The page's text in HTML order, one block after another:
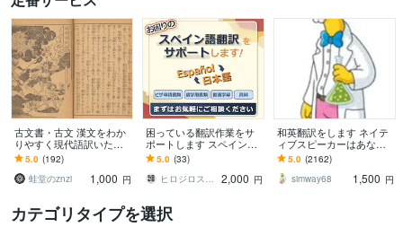
古文書・古文 漢文をわか
りやすく現代語訳いたし
ます 手っ取り早く意味が
知りたい方から古文を味
わい尽くしたい方まで
5.0 (192)
蛙堂のznzi
1,000 円
困っている翻訳作業をサ
ポートします スペイン語
＆日本語ネイティブ日系
人が翻訳作業をサポート
します
5.0 (33)
ヒロジロスタジオ
2,000 円
和英翻訳をします ネイテ
ィブスピーカーはあなた
の日本語文章を英語に翻
訳します
5.0 (2162)
simway68
1,500 円
カテゴリタイプを選択